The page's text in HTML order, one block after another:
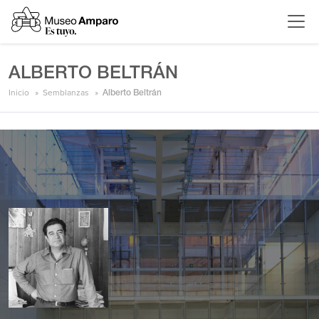
ALBERTO BELTRÁN
Inicio Semblanzas Alberto Beltrán